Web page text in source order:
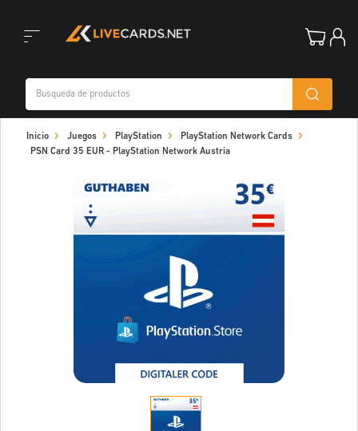
navigation
Inicio Juegos PlayStation
PlayStation Network Cards
PSN Card 35 EUR - PlayStation Network Austria